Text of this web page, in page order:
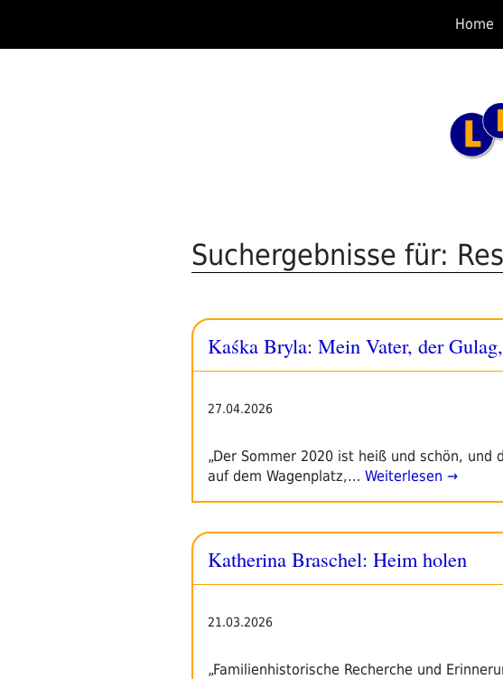
springen
Home
Suchergebnisse für:
Kaśka Bryla: Mein Vater, der
27.04.2026
„Der Sommer 2020 ist heiß und schön, und
auf dem Wagenplatz,… Weiterlesen →
Katherina Braschel: Heim holen
21.03.2026
„Familienhistorische Recherche und